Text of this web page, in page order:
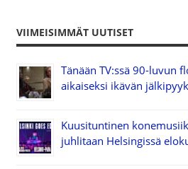
VIIMEISIMMÄT UUTISET
Tänään TV:ssä 90-luvun
aikaiseksi ikävän
Kuusituntinen
juhlitaan Helsingissä